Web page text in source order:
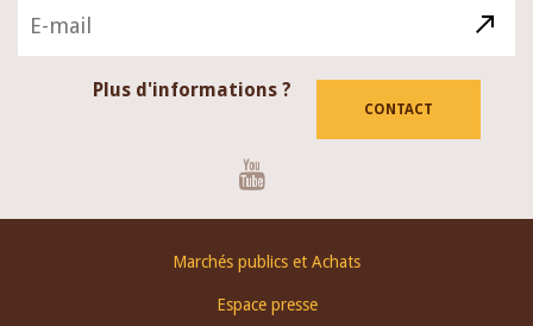
Plus d'informations ?
CONTACT
Marchés publics et Achats
Espace presse